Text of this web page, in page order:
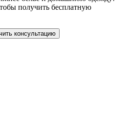
получить бесплатную
консультацию